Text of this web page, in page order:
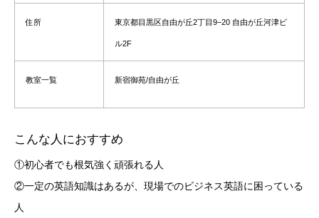
住所 東京都目黒区自由が丘2丁目9−20 自由が丘河津ビ
ル2F
教室一覧 新宿御苑/自由が丘
こんな人におすすめ
①初心者でも根気強く頑張れる人
②一定の英語知識はあるが、現場でのビジネス英語に困っている
人